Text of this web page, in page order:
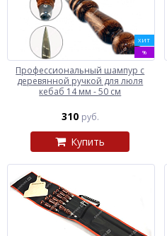
ХИТ
%
Профессиональный шампур с
деревянной ручкой для люля
кебаб 14 мм - 50 см
310 руб.
Купить